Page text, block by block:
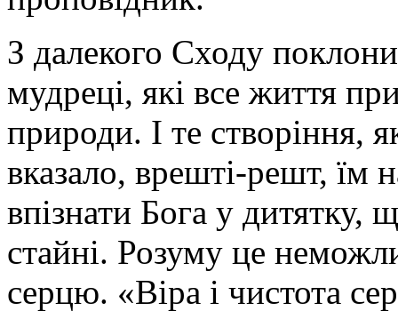
З далекого Сходу
мудреці, які все життя
природи. І те створіння,
вказало, врешті-решт, їм
впізнати Бога у дитятку,
стайні. Розуму це
серцю. «Віра і чистота